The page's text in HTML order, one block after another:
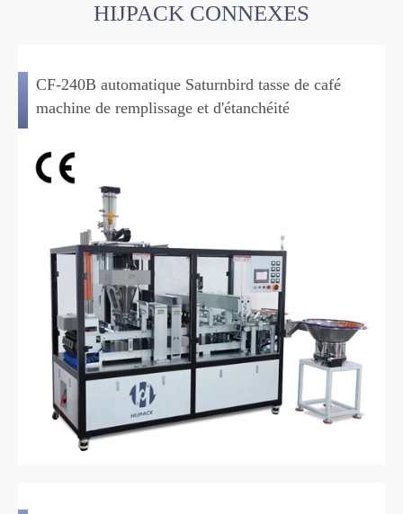
HIJPACK CONNEXES
CF-240B automatique Saturnbird tasse de café
machine de remplissage et d'étanchéité